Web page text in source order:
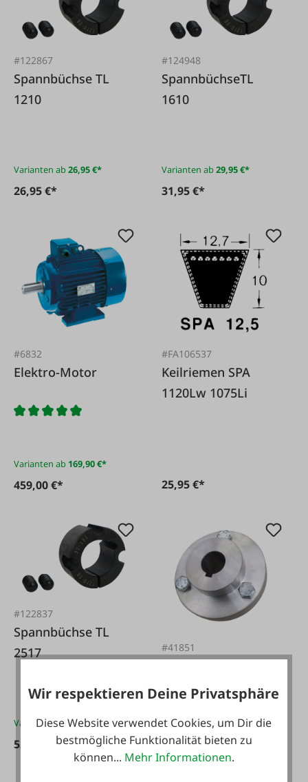
#122867
Spannbüchse TL
1210
Varianten ab26,95 €*
26,95 €*
#124948
SpannbüchseTL
1610
Varianten ab29,95 €*
31,95 €*
#6832
Elektro-Motor
Varianten ab 169,90 €*
459,00 €*
#FA106537
Keilriemen SPA
1120Lw 1075Li
25,95 €*
#122837
Spannbüchse TL
2517
Varianten ab 50,95 €*
52,95 €*
#41851
Wir respektieren Deine Privatsphäre
Diese Website verwendet Cookies, um Dir die
bestmögliche Funktionalität bieten zu
können... Mehr Informationen.